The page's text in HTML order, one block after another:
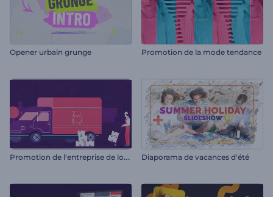
Opener urbain grunge Promotion de la mode tendance
P
romotion de l'entreprise de logistique Diaporama de vacances d'été